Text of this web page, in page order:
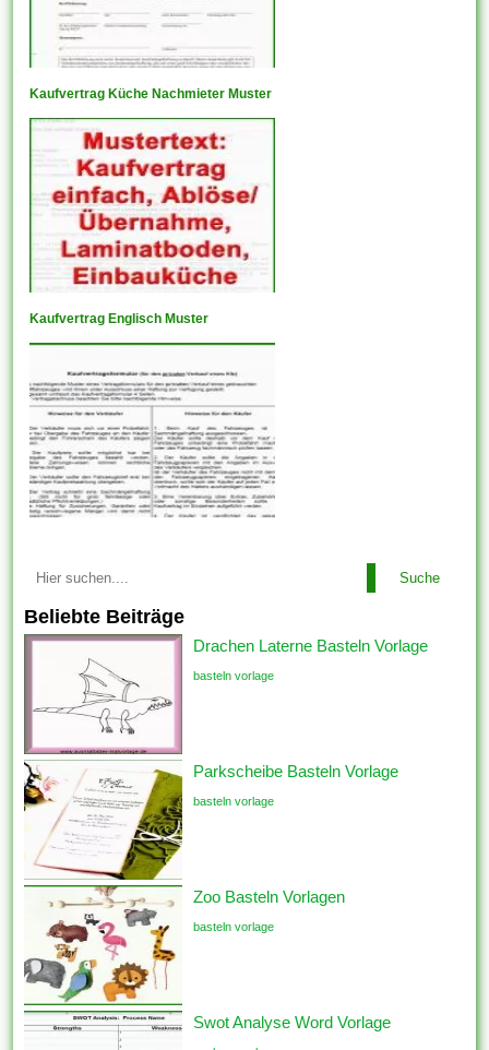
Kaufvertrag Küche Nachmieter Muster
Kaufvertrag Englisch Muster
Suche
Beliebte Beiträge
Drachen Laterne Basteln Vorlage
basteln vorlage
Parkscheibe Basteln Vorlage
basteln vorlage
Zoo Basteln Vorlagen
basteln vorlage
Swot Analyse Word Vorlage